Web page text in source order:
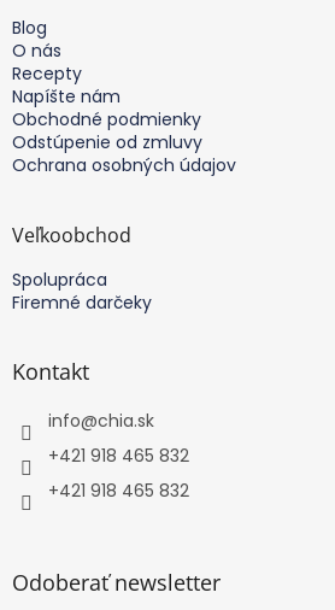
Blog
O nás
Recepty
Napíšte nám
Obchodné podmienky
Odstúpenie od zmluvy
Ochrana osobných údajov
Veľkoobchod
Spolupráca
Firemné darčeky
Kontakt
info@chia.sk
+421 918 465 832
+421 918 465 832
Odoberať newsletter